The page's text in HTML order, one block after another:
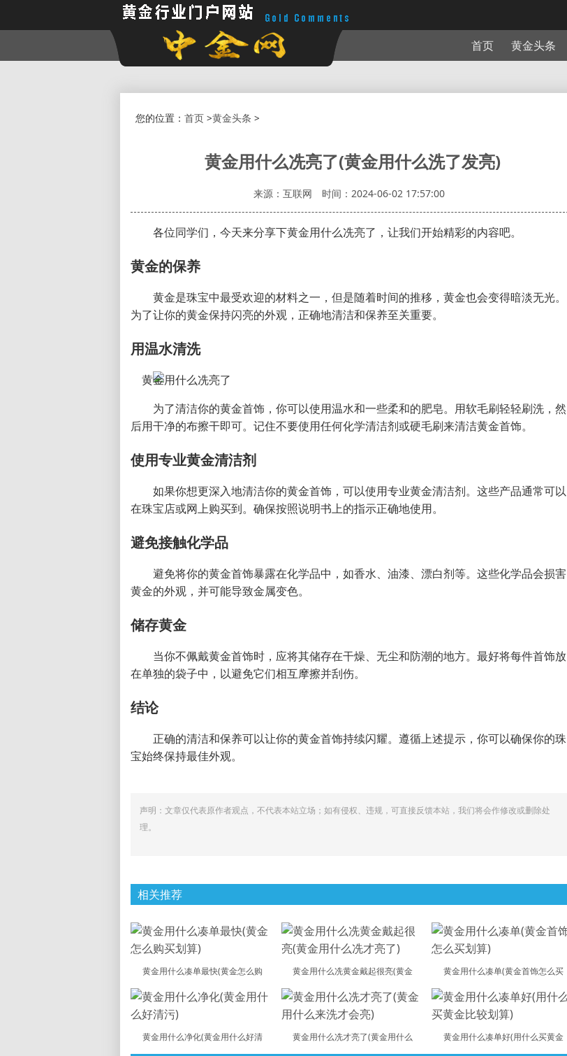
首页 黄金头条
您的位置： 首页>黄金头条 >
黄金用什么冼亮了(黄金用什么洗了发亮)
来源：互联网 时间：2024-06-02 17:57:00
各位同学们，今天来分享下黄金用什么冼亮了，让我们开始精彩的内容吧。
黄金的保养
黄金是珠宝中最受欢迎的材料之一，但是随着时间的推移，黄金也会变得暗淡无光。
为了让你的黄金保持闪亮的外观，正确地清洁和保养至关重要。
用温水清洗
为了清洁你的黄金首饰，你可以使用温水和一些柔和的肥皂。用软毛刷轻轻刷洗，然
后用干净的布擦干即可。记住不要使用任何化学清洁剂或硬毛刷来清洁黄金首饰。
使用专业黄金清洁剂
如果你想更深入地清洁你的黄金首饰，可以使用专业黄金清洁剂。这些产品通常可以
在珠宝店或网上购买到。确保按照说明书上的指示正确地使用。
避免接触化学品
避免将你的黄金首饰暴露在化学品中，如香水、油漆、漂白剂等。这些化学品会损害
黄金的外观，并可能导致金属变色。
储存黄金
当你不佩戴黄金首饰时，应将其储存在干燥、无尘和防潮的地方。最好将每件首饰放
在单独的袋子中，以避免它们相互摩擦并刮伤。
结论
正确的清洁和保养可以让你的黄金首饰持续闪耀。遵循上述提示，你可以确保你的珠
宝始终保持最佳外观。
声明：文章仅代表原作者观点，不代表本站立场；如有侵权、违规，可直接反馈本站，我们将会作修改或删除处
理。
相关推荐
黄金用什么凑单最快(黄金怎么购 黄金用什么冼黄金戴起很亮(黄金 黄金用什么凑单(黄金首饰怎么买
黄金用什么净化(黄金用什么好清 黄金用什么冼才亮了(黄金用什么 黄金用什么凑单好(用什么买黄金